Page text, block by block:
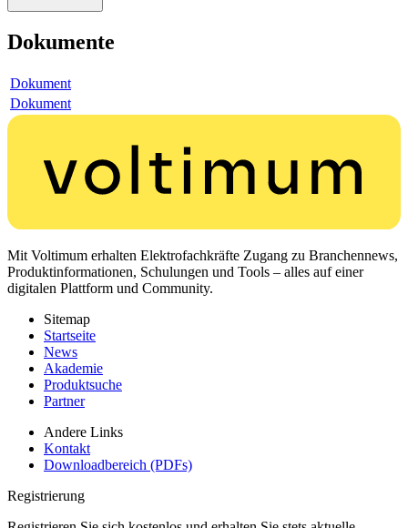
Dokumente
Dokument
Dokument
Mit Voltimum erhalten Elektrofachkräfte Zugang zu Branchennews,
Produktinformationen, Schulungen und Tools – alles auf einer
digitalen Plattform und Community.
Sitemap
Startseite
News
Akademie
Produktsuche
Partner
Andere Links
Kontakt
Downloadbereich (PDFs)
Registrierung